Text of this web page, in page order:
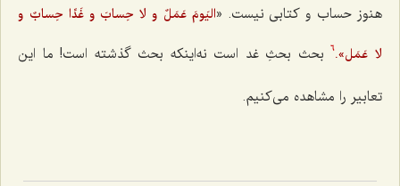
هنوز حساب و کتابی نیست. «الیَومَ عَمَلٌ و لا حِسابَ و غَدًا حِسابٌ و
لا عَمَل».6
بحث بحثِ غد است نه‌اینکه بحث گذشته است! ما این
تعابیر را مشاهده می‌کنیم.